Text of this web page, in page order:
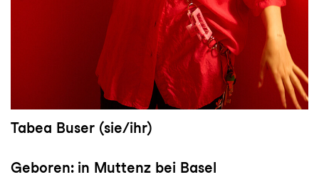
Tabea Buser (sie/ihr)
Geboren: in Muttenz bei Basel